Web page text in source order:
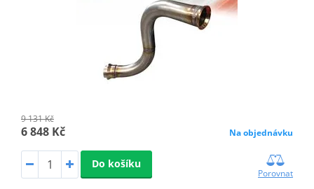
9 131 Kč
6 848 Kč Na objednávku
Do košíku
Porovnat